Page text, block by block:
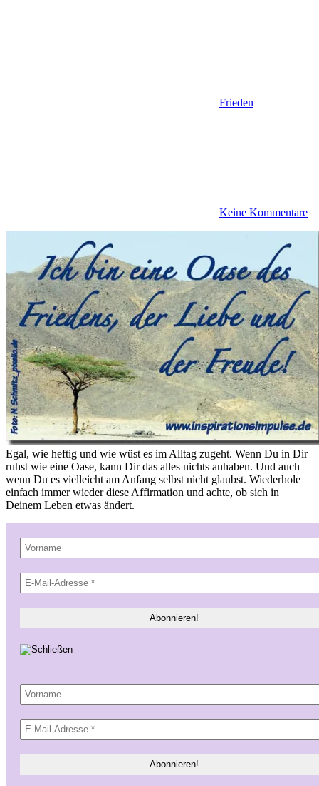
Frieden
Keine Kommentare
Egal, wie heftig und wie wüst es im Alltag zugeht. Wenn Du in Dir
ruhst wie eine Oase, kann Dir das alles nichts anhaben. Und auch
wenn Du es vielleicht am Anfang selbst nicht glaubst. Wiederhole
einfach immer wieder diese Affirmation und achte, ob sich in
Deinem Leben etwas ändert.